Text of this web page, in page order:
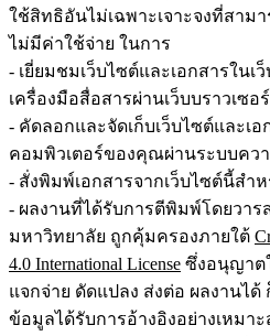
ใช้สิทธิอันไม่เฉพาะเจาะจงที่สาม
ไม่มีค่าใช้จ่าย ในการ
- เยี่ยมชมเว็บไซต์และเอกสารใน
เครื่องมือสื่อสารผ่านเว็บบราวเซอร์
- คัดลอกและจัดเก็บเว็บไซต์และเ
คอมพิวเตอร์ของคุณผ่านระบบควา
- สั่งพิมพ์เอกสารจากเว็บไซต์นี้ส
- ผลงานที่ได้รับการตีพิมพ์โดยวา
มหาวิทยาลัย ถูกคุ้มครองภายใต้
4.0 International License ซึ่งอนุญาต
แจกจ่าย ดัดแปลง ส่งต่อ ผลงานได้
ข้อมูลได้รับการอ้างอิงอย่างเหมาะ